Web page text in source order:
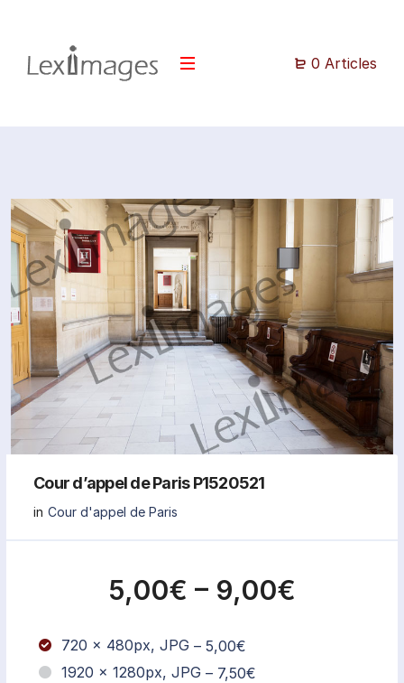
0 Articles
Cour d’appel de Paris P1520521
in Cour d'appel de Paris
5,00€ – 9,00€
720 x 480px, JPG – 5,00€
1920 x 1280px, JPG – 7,50€